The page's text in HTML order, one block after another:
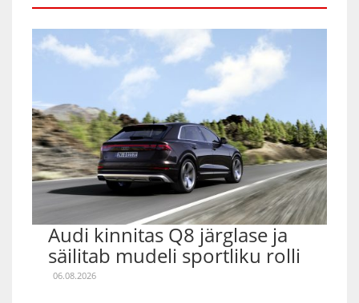
Audi kinnitas Q8 järglase ja
säilitab mudeli sportliku rolli
06.08.2026